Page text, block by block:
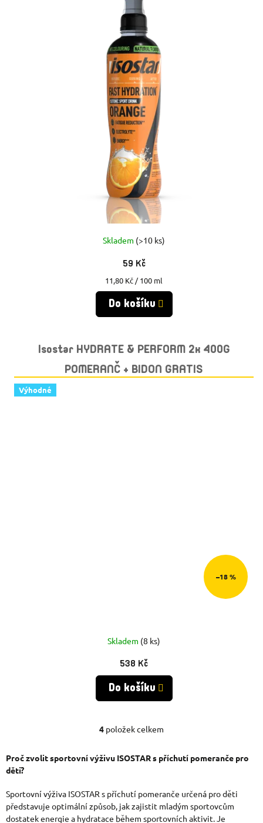
Skladem (>10 ks)
59 Kč
Měrná
cena:
11,80 Kč / 100 ml
Do košíku
Isostar HYDRATE & PERFORM 2x 400G
POMERANČ + BIDON GRATIS
Výhodné
–18 %
Skladem (8 ks)
538 Kč
Do košíku
O
V
Á
D
4 položek celkem
Proč zvolit sportovní výživu ISOSTAR s příchutí pomeranče pro
děti?
Sportovní výživa ISOSTAR s příchutí pomeranče určená pro děti
představuje optimální způsob, jak zajistit mladým sportovcům
dostatek energie a hydratace během sportovních aktivit. Je